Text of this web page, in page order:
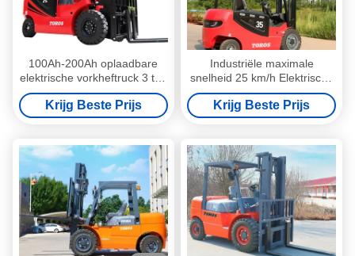
100Ah-200Ah oplaadbare
elektrische vorkheftruck 3 ton
met luchtband
Krijg Beste Prijs
Industriële maximale
snelheid 25 km/h Elektrische
motorrijders Trucks Hoog
rendement
Krijg Beste Prijs